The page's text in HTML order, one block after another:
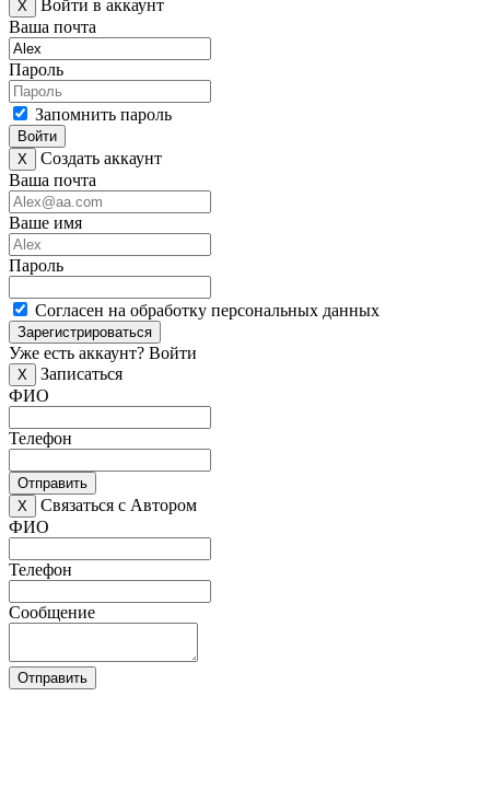
X
Войти в аккаунт
Ваша почта
Пароль
Запомнить пароль
Войти
X
Создать аккаунт
Ваша почта
Ваше имя
Пароль
Согласен на обработку персональных данных
Зарегистрироваться
Уже есть аккаунт? Войти
X
Записаться
ФИО
Телефон
Отправить
X
Связаться с Автором
ФИО
Телефон
Сообщение
Отправить